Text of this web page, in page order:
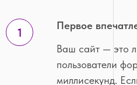
Первое
Ваш сайт — это
пользователи
миллисекунд.